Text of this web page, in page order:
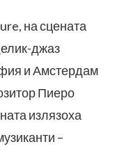
на сцената
джаз
и Амстердам
Пиеро
излязоха
–